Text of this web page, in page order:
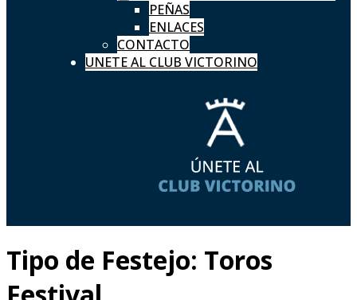
PEÑAS
ENLACES
CONTACTO
UNETE AL CLUB VICTORINO
Tipo de Festejo: Toros